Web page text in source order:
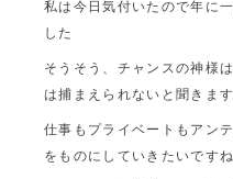
私は今日気付いたので年に
した
そうそう、チャンスの神様
は捕まえられないと聞きます
仕事もプライベートもアン
をものにしていきたいですね